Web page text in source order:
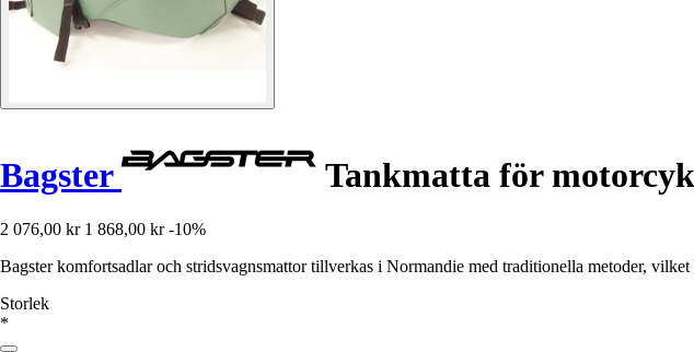
Bagster Tankmatta för
2 076,00 kr 1 868,00 kr -10%
Bagster komfortsadlar och stridsvagnsmattor tillverkas i Normandie med traditionella metoder,
Storlek
*